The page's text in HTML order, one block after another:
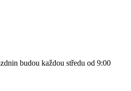
budou každou středu od 9:00